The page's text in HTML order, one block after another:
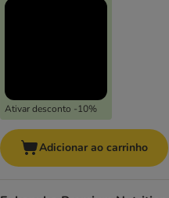
Ativar desconto -10%
Adicionar ao carrinho